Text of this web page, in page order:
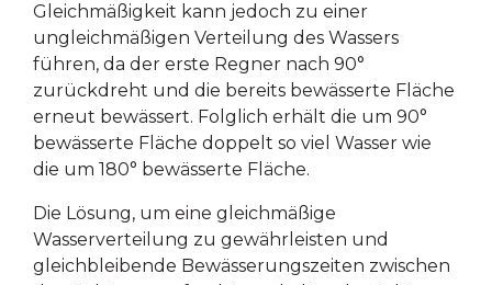
Gleichmäßigkeit kann jedoch zu einer
ungleichmäßigen Verteilung des Wassers
führen, da der erste Regner nach 90°
zurückdreht und die bereits bewässerte Fläche
erneut bewässert. Folglich erhält die um 90°
bewässerte Fläche doppelt so viel Wasser wie
die um 180° bewässerte Fläche.
Die Lösung, um eine gleichmäßige
Wasserverteilung zu gewährleisten und
gleichbleibende Bewässerungszeiten zwischen